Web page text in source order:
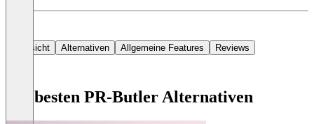
Übersicht Alternativen Allgemeine Features Reviews
Die besten PR-Butler Alternativen